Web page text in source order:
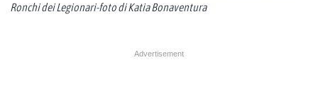
Ronchi dei Legionari-foto di Katia Bonaventura